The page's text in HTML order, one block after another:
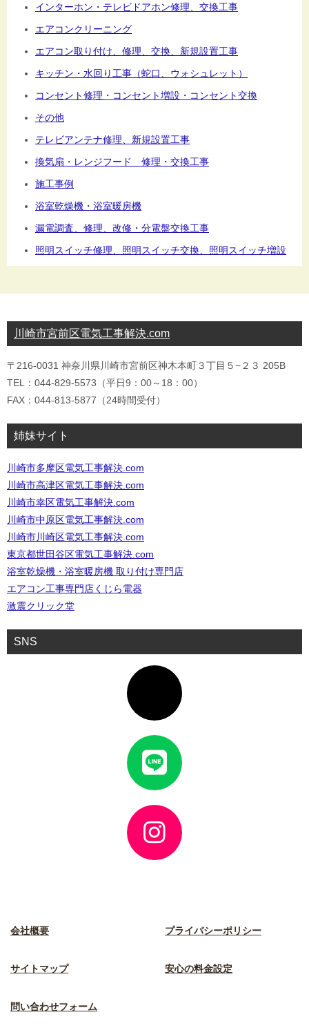
インターホン・テレビドアホン修理、交換工事
エアコンクリーニング
エアコン取り付け、修理、交換、新規設置工事
キッチン・水回り工事（蛇口、ウォシュレット）
コンセント修理・コンセント増設・コンセント交換
その他
テレビアンテナ修理、新規設置工事
換気扇・レンジフード 修理・交換工事
施工事例
浴室乾燥機・浴室暖房機
漏電調査、修理、改修・分電盤交換工事
照明スイッチ修理、照明スイッチ交換、照明スイッチ増設
川崎市宮前区電気工事解決.com
〒216-0031 神奈川県川崎市宮前区神木本町３丁目５−２３ 205B
TEL：044-829-5573（平日9：00～18：00）
FAX：044-813-5877（24時間受付）
姉妹サイト
川崎市多摩区電気工事解決.com
川崎市高津区電気工事解決.com
川崎市幸区電気工事解決.com
川崎市中原区電気工事解決.com
川崎市川崎区電気工事解決.com
東京都世田谷区電気工事解決.com
浴室乾燥機・浴室暖房機 取り付け専門店
エアコン工事専門店くじら電器
激震クリック堂
SNS
イ
コ
ン
リ
イ
コ
ン
リ
イ
コ
ン
リ
会社概要 プライバシーポリシー
サイトマップ 安心の料金設定
問い合わせフォーム